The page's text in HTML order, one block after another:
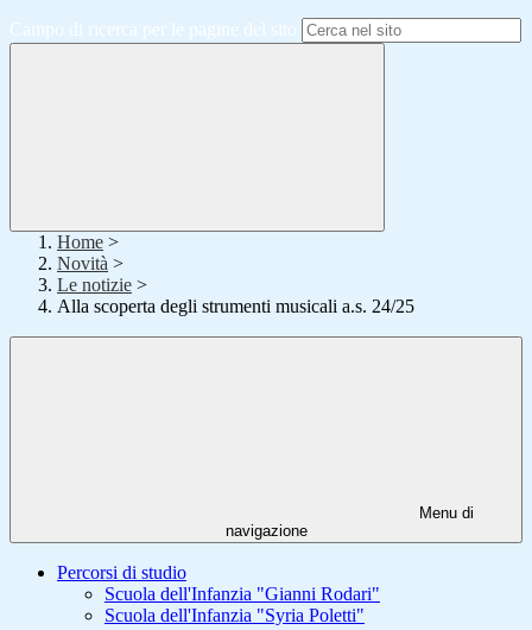
Campo di ricerca per le pagine del sito
Home >
Novità >
Le notizie >
Alla scoperta degli strumenti musicali a.s. 24/25
Menu di
navigazione
Percorsi di studio
Scuola dell'Infanzia "Gianni Rodari"
Scuola dell'Infanzia "Syria Poletti"